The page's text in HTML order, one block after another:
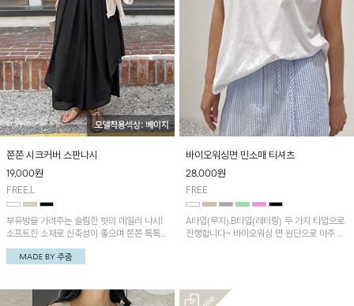
쫀쫀 시크커버 스판나시
19,000원
FREE,L
부유방을 가려주는 슬림한 핏의 데일리 나시!
소프트한 소재로 신축성이 좋으며 쫀쫀 톡톡한
터치감이라 늘어짐 없이 4계절 편안하게 착용
가능한 데일리아이템!
바이오워싱면 민소매 티셔츠
28,000원
FREE
A타입(무지),B타입(레터링) 두 가지 타입으로
진행합니다~ 바이오워싱 면 원단으로 아주 매